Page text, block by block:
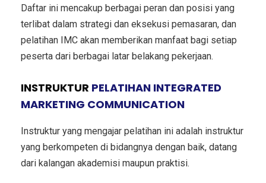
Daftar ini mencakup berbagai peran dan posisi yang
terlibat dalam strategi dan eksekusi pemasaran, dan
pelatihan IMC akan memberikan manfaat bagi setiap
peserta dari berbagai latar belakang pekerjaan.
INSTRUKTUR PELATIHAN INTEGRATED
MARKETING COMMUNICATION
Instruktur yang mengajar pelatihan ini adalah instruktur
yang berkompeten di bidangnya dengan baik, datang
dari kalangan akademisi maupun praktisi.